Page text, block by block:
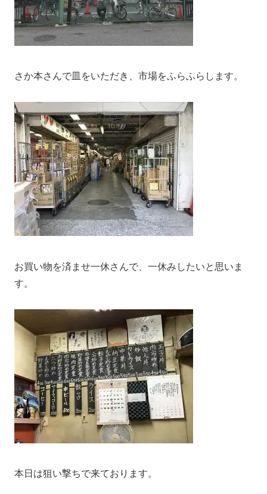
さか本さんで皿をいただき、市場をふらふらします。
お買い物を済ませ一休さんで、一休みしたいと思いま
す。
本日は狙い撃ちで来ております。